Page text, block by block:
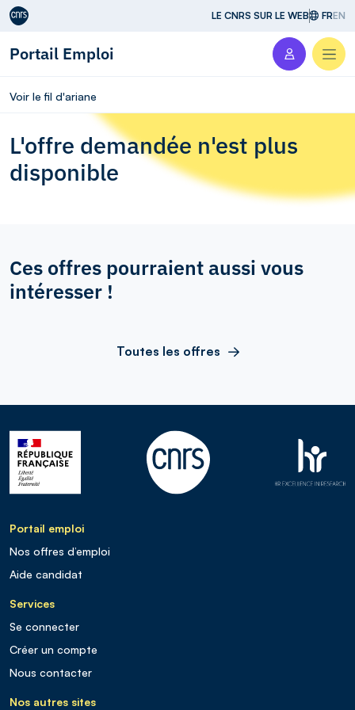
Aller au contenu LE CNRS SUR LE WEB FREN
Portail Emploi
Voir le fil d'ariane
L'offre demandée n'est plus
disponible
Ces offres pourraient aussi vous
intéresser !
Toutes les offres
Portail emploi
Nos offres d’emploi
Aide candidat
Services
Se connecter
Créer un compte
Nous contacter
Nos autres sites